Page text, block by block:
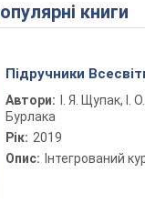
книги
Підручники
Автори:
І. Я. Щупак, І.
Бурлака
Рік: 2019
Опис: Інтегрований